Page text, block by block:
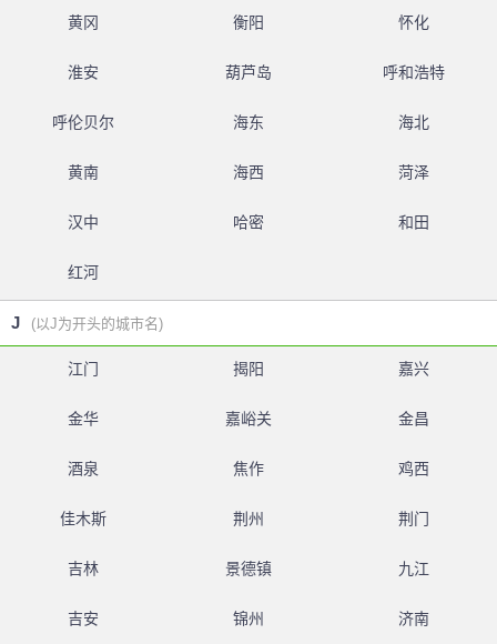
黄冈 衡阳 怀化
淮安 葫芦岛 呼和浩特
呼伦贝尔 海东 海北
黄南 海西 菏泽
汉中 哈密 和田
红河
J (以J为开头的城市名)
江门 揭阳 嘉兴
金华 嘉峪关 金昌
酒泉 焦作 鸡西
佳木斯 荆州 荆门
吉林 景德镇 九江
吉安 锦州 济南